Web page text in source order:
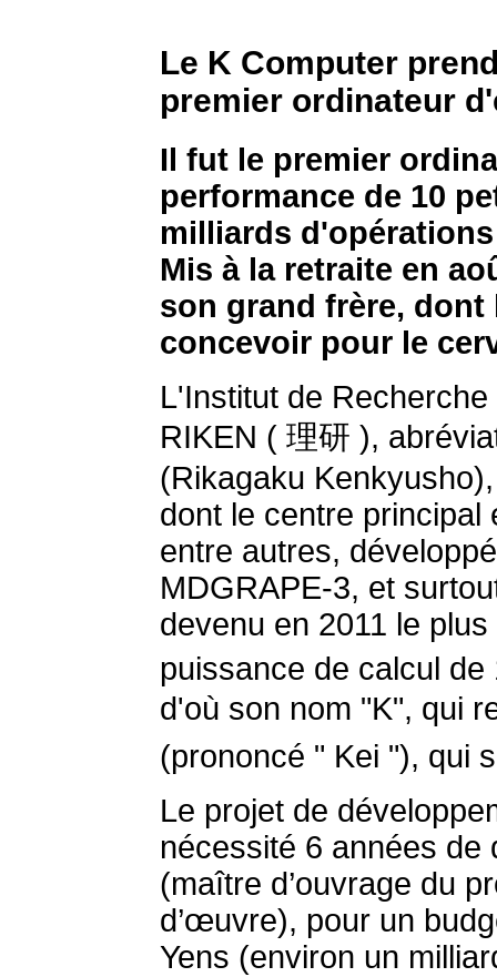
Le K Computer
premier ordinateur
Il fut le premier
performance de 10
milliards
Mis à la retraite en
son grand frère,
concevoir pour le
L'Institut de
RIKEN ( 理研 ),
(Rikagaku
dont le centre principal
entre autres,
MDGRAPE-3, et
devenu en 2011 le
puissance de calcul
d'où son nom "K", qui
(prononcé " Kei "), qui
Le projet de
nécessité 6 années de
(maître d’ouvrage du
d’œuvre), pour un
Yens (environ un